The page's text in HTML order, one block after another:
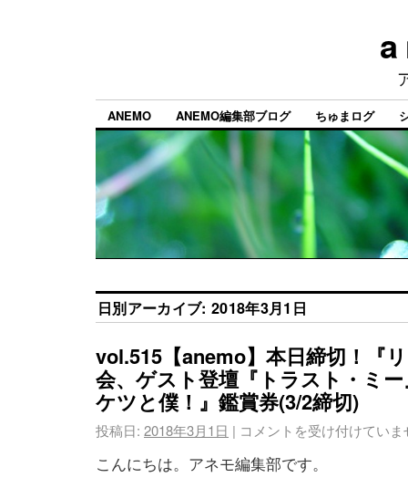
a
ANEMO ANEMO編集部ブログ ちゅまログ
日別アーカイブ: 2018年3月1日
vol.515【anemo】本日締切！『
会、ゲスト登壇『トラスト・ミ
ケツと僕！』鑑賞券(3/2締切)
投稿日: 2018年3月1日 | コメントを受け付けていま
こんにちは。アネモ編集部です。